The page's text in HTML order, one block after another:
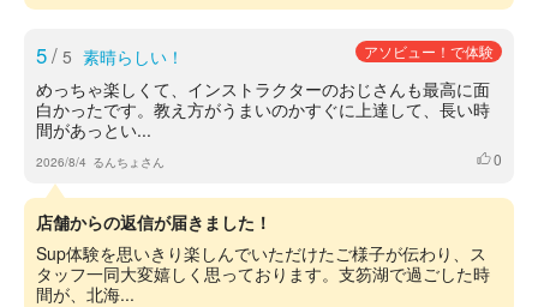
5/ 5 素晴らしい！ アソビュー！で体験
めっちゃ楽しくて、インストラクターのおじさんも最高に面
白かったです。教え方がうまいのかすぐに上達して、長い時
間があっとい...
2026/8/4 るんちょさん いいね
0
店舗からの返信が届きました！
Sup体験を思いきり楽しんでいただけたご様子が伝わり、ス
タッフ一同大変嬉しく思っております。支笏湖で過ごした時
間が、北海...